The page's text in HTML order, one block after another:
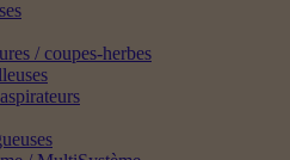
/ coupes-herbes